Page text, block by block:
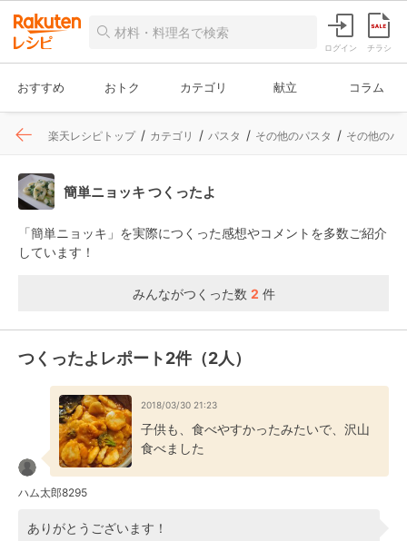
ログイン チラシ
おすすめ おトク カテゴリ 献立 コラム
楽天レシピトップ カテゴリ パスタ その他のパスタ その他のパ
簡単ニョッキ つくったよ
「簡単ニョッキ」を実際につくった感想やコメントを多数ご紹介
しています！
みんながつくった数 2 件
つくったよレポート2件（2人）
2018/03/30 21:23
子供も、食べやすかったみたいで、沢山
食べました
ハム太郎8295
ありがとうございます！